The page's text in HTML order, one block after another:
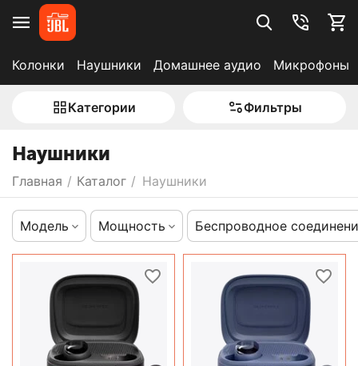
Колонки Наушники Домашнее аудио Микрофоны
Категории Фильтры
Наушники
Главная / Каталог / Наушники
Модель Мощность Беспроводное